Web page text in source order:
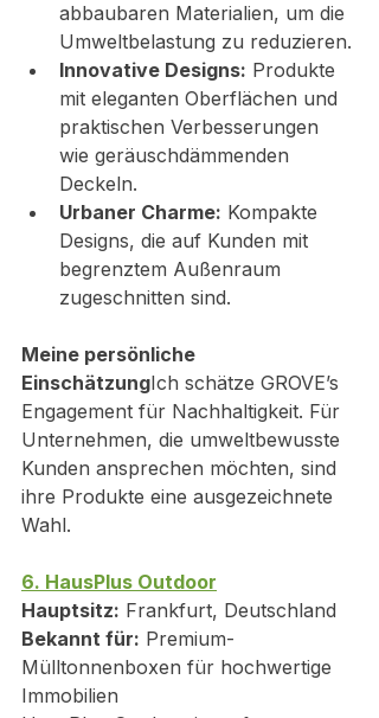
abbaubaren Materialien, um die
Umweltbelastung zu reduzieren.
Innovative Designs: Produkte
mit eleganten Oberflächen und
praktischen Verbesserungen
wie geräuschdämmenden
Deckeln.
Urbaner Charme: Kompakte
Designs, die auf Kunden mit
begrenztem Außenraum
zugeschnitten sind.
Meine persönliche
EinschätzungIch schätze GROVE’s
Engagement für Nachhaltigkeit. Für
Unternehmen, die umweltbewusste
Kunden ansprechen möchten, sind
ihre Produkte eine ausgezeichnete
Wahl.
6. HausPlus Outdoor
Hauptsitz: Frankfurt, Deutschland
Bekannt für: Premium-
Mülltonnenboxen für hochwertige
Immobilien